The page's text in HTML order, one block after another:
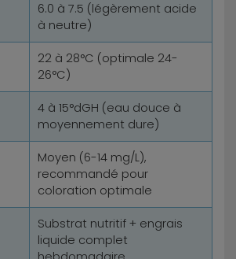
6.0 à 7.5 (légèrement acide
à neutre)
22 à 28°C (optimale 24-
26°C)
4 à 15°dGH (eau douce à
moyennement dure)
Moyen (6-14 mg/L),
recommandé pour
coloration optimale
Substrat nutritif + engrais
liquide complet